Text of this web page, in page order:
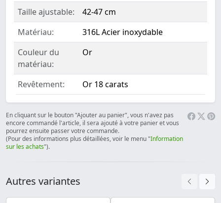
Taille ajustable:
42-47 cm
Matériau:
316L Acier inoxydable
Couleur du
matériau:
Or
Revêtement: Or 18 carats
En cliquant sur le bouton "Ajouter au panier", vous n'avez pas
encore commandé l'article, il sera ajouté à votre panier et vous
pourrez ensuite passer votre commande.
(Pour des informations plus détaillées, voir le menu "Information
sur les achats").
Autres variantes